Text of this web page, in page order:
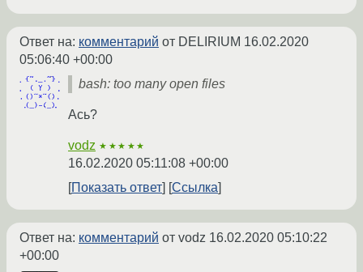
Ответ на: комментарий от DELIRIUM 16.02.2020
05:06:40 +00:00
bash: too many open files
Ась?
vodz ★★★★★
16.02.2020 05:11:08 +00:00
Показать ответ
Ссылка
Ответ на: комментарий от vodz 16.02.2020 05:10:22
+00:00